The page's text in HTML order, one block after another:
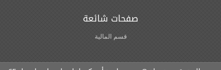
صفحات شائعة
قسم المالية